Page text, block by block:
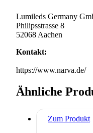
Lumileds Germany
Philipsstrasse 8
52068 Aachen
Kontakt:
https://www.narva.de/
Ähnliche
Zum Produkt